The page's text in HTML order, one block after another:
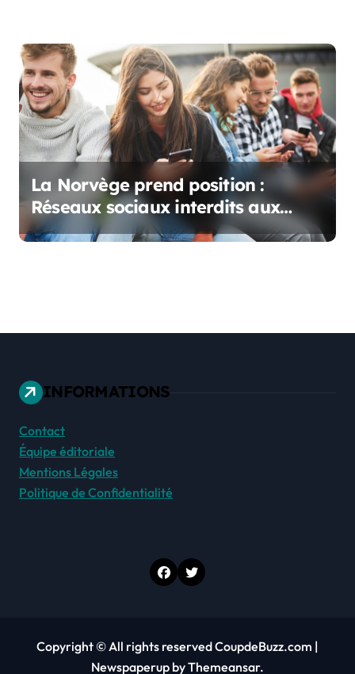
La Norvège prend position :
Réseaux sociaux interdits aux
moins de 15 ans
INFORMATIONS
Contact
Équipe éditoriale
Mentions Légales
Politique de Confidentialité
Copyright © All rights reserved CoupdeBuzz.com |
Newspaperup byThemeansar.